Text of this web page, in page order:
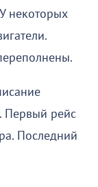
некоторых
Первый рейс
Последний